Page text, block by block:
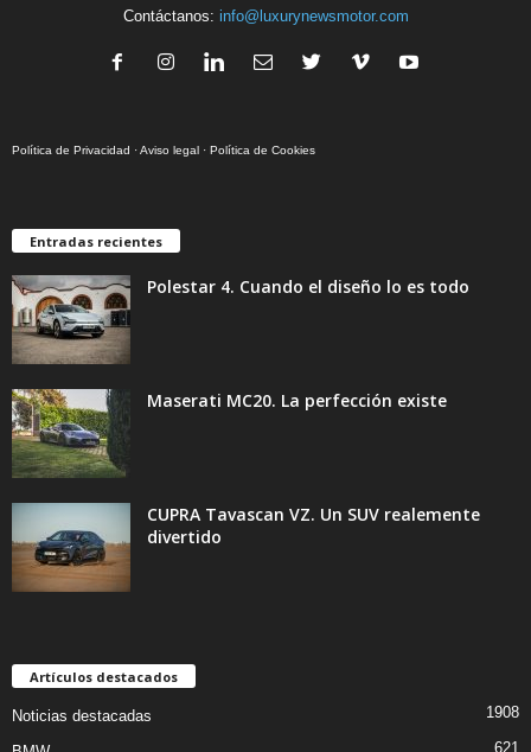
Contáctanos: info@luxurynewsmotor.com
Política de Privacidad ·Aviso legal · Política de Cookies
Entradas recientes
Polestar 4. Cuando el diseño lo es todo
Maserati MC20. La perfección existe
CUPRA Tavascan VZ. Un SUV realemente
divertido
Artículos destacados
Noticias destacadas 1908
621